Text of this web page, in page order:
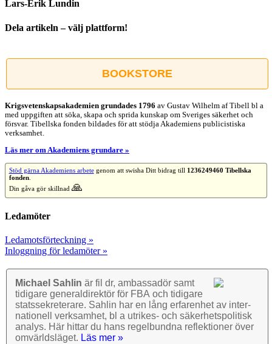
Lars-Erik Lundin
Dela artikeln – välj plattform!
post
BOOKSTORE
Krigsvetenskap­sakademien grundades 1796 av Gustav Wilhelm af Tibell bl a
med uppgiften att söka, skapa och sprida kunskap om Sveriges säkerhet och
försvar. Tibellska fonden bildades för att stödja Akademiens publicistiska
verksamhet.
Läs mer om Akademiens grundare »
Stöd gärna Akademiens arbetegenom att swisha Ditt bidrag till 1236249460 Tibellska
fonden.
Din gåva gör skillnad 🙏
Ledamöter
Ledamotsförteckning »
Inloggning för ledamöter »
Michael Sahlin är fil dr, ambassadör samt
tidigare general­direktör för FBA och tidigare
stats­sekre­terare. Sahlin har en lång erfarenhet av inter­
nationell verk­samhet, bl a utrikes- och säkerhets­politisk
analys. Här hittar du hans regel­bundna reflek­tioner över
omvärlds­läget. Läs mer »